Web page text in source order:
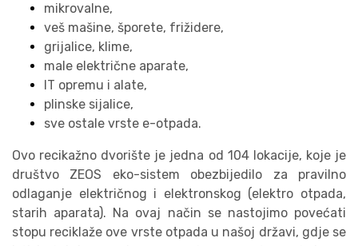
mikrovalne,
veš mašine, šporete, frižidere,
grijalice, klime,
male električne aparate,
IT opremu i alate,
plinske sijalice,
sve ostale vrste e-otpada.
Ovo recikažno dvorište je jedna od 104 lokacije, koje je
društvo ZEOS eko-sistem obezbijedilo za pravilno
odlaganje električnog i elektronskog (elektro otpada,
starih aparata). Na ovaj način se nastojimo povećati
stopu reciklaže ove vrste otpada u našoj državi, gdje se